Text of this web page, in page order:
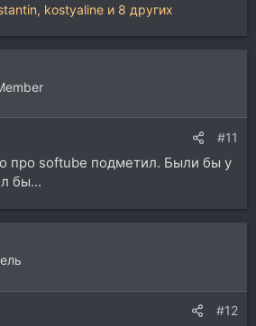
, kostyaline и 8 других
#11
про softube подметил. Были бы у
бы...
#12